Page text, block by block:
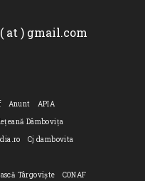
at ) gmail.com
Anunt
APIA
Dâmbovița
Cj dambovita
Târgoviște
CONAF